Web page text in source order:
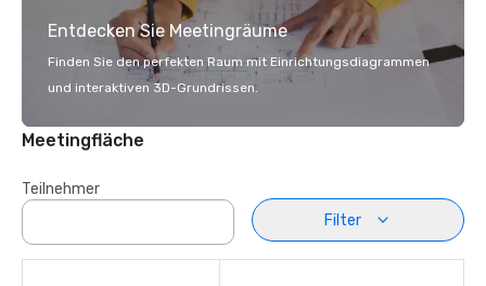
Entdecken Sie Meetingräume
Finden Sie den perfekten Raum mit Einrichtungsdiagrammen
und interaktiven 3D-Grundrissen.
Meetingfläche
Teilnehmer
Filter